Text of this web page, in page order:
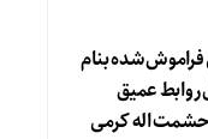
شده بنام
با ۶۰ سال روابط عمیق
اله کرمی